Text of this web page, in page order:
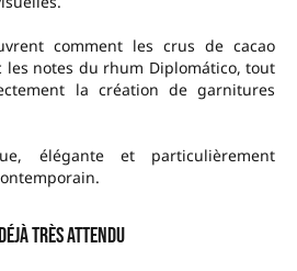
comment les crus de cacao
les notes du rhum Diplomático, tout
la création de garnitures
élégante et particulièrement
très attendu